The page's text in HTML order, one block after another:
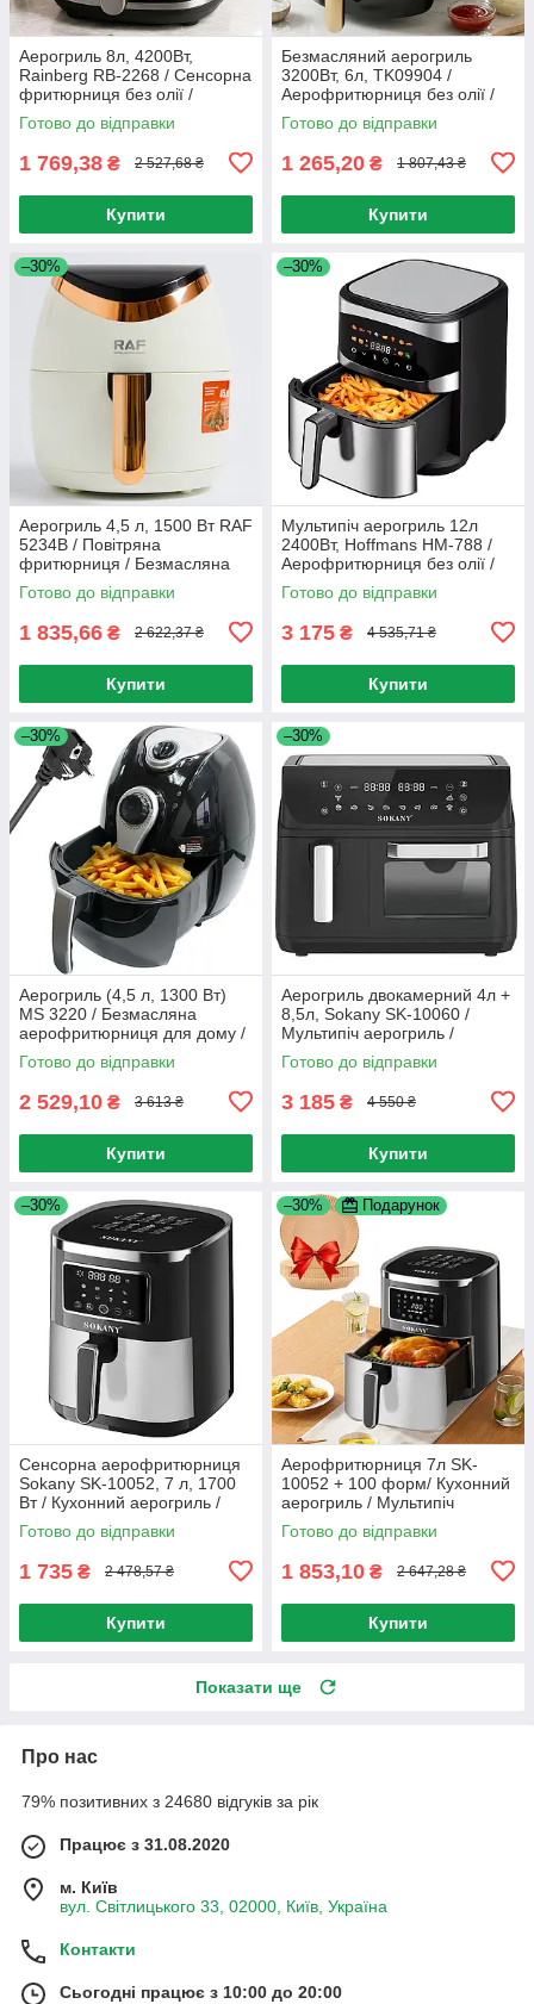
Аерогриль 8л, 4200Вт,
Rainberg RB-2268 / Сенсорна
фритюрниця без олії /
Мультипіч / Аерофритюрниця
Готово до відправки
1 769,38 ₴ 2 527,68 ₴
Купити
Безмасляний аерогриль
3200Вт, 6л, TK09904 /
Аерофритюрниця без олії /
Фритюрниця для дому /
Мультипіч
Готово до відправки
1 265,20 ₴ 1 807,43 ₴
Купити
–30%
Аерогриль 4,5 л, 1500 Вт RAF
5234B / Повітряна
фритюрниця / Безмасляна
аерофритюрниця
Готово до відправки
1 835,66 ₴ 2 622,37 ₴
Купити
–30%
Мультипіч аерогриль 12л
2400Вт, Hoffmans HM-788 /
Аерофритюрниця без олії /
Фритюрниця без олії
Готово до відправки
3 175 ₴ 4 535,71 ₴
Купити
–30%
Аерогриль (4,5 л, 1300 Вт)
MS 3220 / Безмасляна
аерофритюрниця для дому /
Мультипіч
Готово до відправки
2 529,10 ₴ 3 613 ₴
Купити
–30%
Аерогриль двокамерний 4л +
8,5л, Sokany SK-10060 /
Мультипіч аерогриль /
Аерофритюрниця без олії
Готово до відправки
3 185 ₴ 4 550 ₴
Купити
–30%
Сенсорна аерофритюрниця
Sokany SK-10052, 7 л, 1700
Вт / Кухонний аерогриль /
Мультипіч
Готово до відправки
1 735 ₴ 2 478,57 ₴
Купити
–30% Подарунок
Аерофритюрниця 7л SK-
10052 + 100 форм/ Кухонний
аерогриль / Мультипіч
Готово до відправки
1 853,10 ₴ 2 647,28 ₴
Купити
Показати ще
Про нас
79% позитивних з 24680 відгуків за рік
Працює з 31.08.2020
м. Київ
вул. Світлицького 33, 02000, Київ, Україна
Контакти
Сьогодні працює з 10:00 до 20:00